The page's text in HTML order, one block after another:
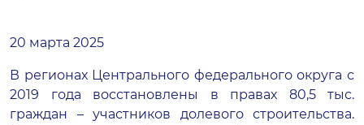
20 марта 2025
В регионах Центрального федерального округа с
2019 года восстановлены в правах 80,5 тыс.
граждан – участников долевого строительства.